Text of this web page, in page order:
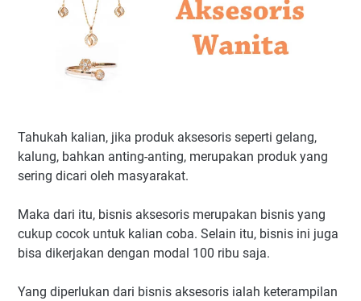
Tahukah kalian, jika produk aksesoris seperti gelang,
kalung, bahkan anting-anting, merupakan produk yang
sering dicari oleh masyarakat.
Maka dari itu, bisnis aksesoris merupakan bisnis yang
cukup cocok untuk kalian coba. Selain itu, bisnis ini juga
bisa dikerjakan dengan modal 100 ribu saja.
Yang diperlukan dari bisnis aksesoris ialah keterampilan